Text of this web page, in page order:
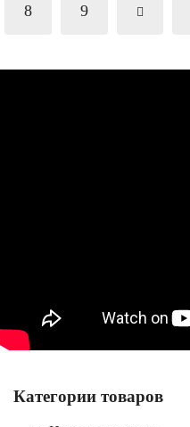
8 9
Категории товаров